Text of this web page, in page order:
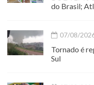
do Brasil;
07/08/
Tornado é
Sul